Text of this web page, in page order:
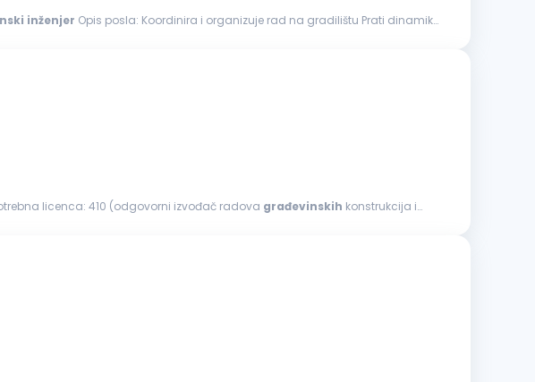
inženjer Opis posla: Koordinira i organizuje rad na gradilištu Prati dinamiku
licenca: 410 (odgovorni izvođač radova građevinskih konstrukcija i